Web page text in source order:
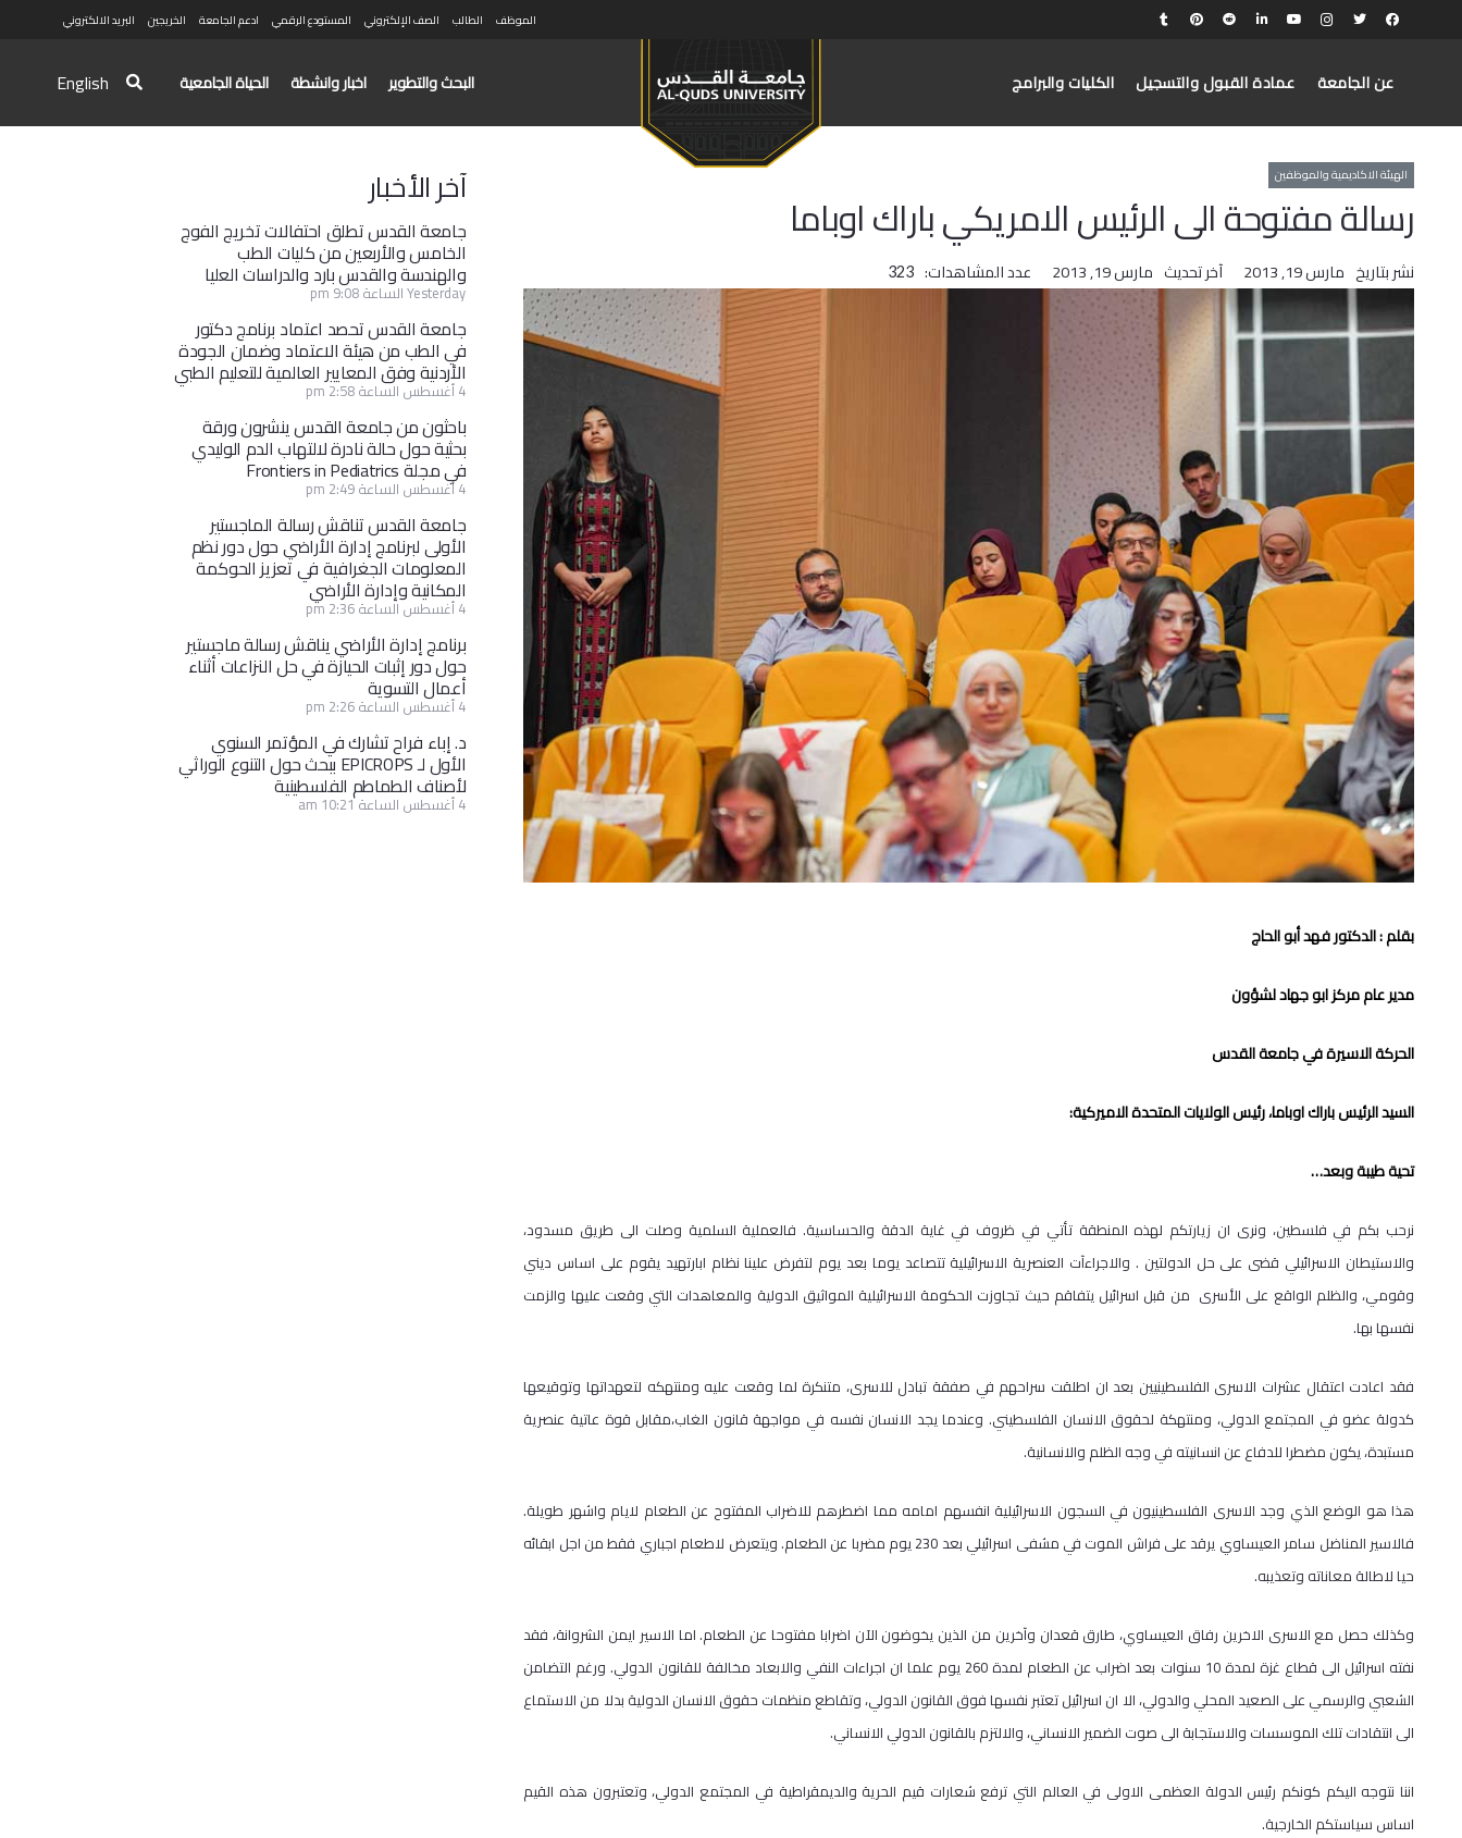
الموظف الطالب الصف الإلكتروني المستودع الرقمي ادعم الجامعة الخريجين البريد الالكتروني
عن الجامعة عمادة القبول والتسجيل الكليات والبرامج البحث والتطوير اخبار وانشطة الحياة الجامعية English
الهيئة الاكاديمية والموظفين
رسالة مفتوحة الى الرئيس الامريكي باراك اوباما
نشر بتاريخ مارس 19, 2013 آخر تحديث مارس 19, 2013 عدد المشاهدات: 323
بقلم : الدكتور فهد أبو الحاج
مدير عام مركز ابو جهاد لشؤون
الحركة الاسيرة في جامعة القدس
السيد الرئيس باراك اوباما، رئيس الولايات المتحدة الاميركية:
تحية طيبة وبعد…
نرحب بكم في فلسطين، ونرى ان زيارتكم لهذه المنطقة تأتي في ظروف في غاية الدقة والحساسية. فالعملية السلمية وصلت الى طريق مسدود،
والاستيطان الاسرائيلي قضى على حل الدولتين . والاجراءآت العنصرية الاسرائيلية تتصاعد يوما بعد يوم لتفرض علينا نظام ابارتهيد يقوم على اساس ديني
وقومي، والظلم الواقع على الأسرى من قبل اسرائيل يتفاقم حيث تجاوزت الحكومة الاسرائيلية المواثيق الدولية والمعاهدات التي وقعت عليها والزمت
نفسها بها.
فقد اعادت اعتقال عشرات الاسرى الفلسطينيين بعد ان اطلقت سراحهم في صفقة تبادل للاسرى، متنكرة لما وقعت عليه ومنتهكه لتعهداتها وتوقيعها
كدولة عضو في المجتمع الدولي، ومنتهكة لحقوق الانسان الفلسطيني. وعندما يجد الانسان نفسه في مواجهة قانون الغاب،مقابل قوة عاتية عنصرية
مستبدة، يكون مضطرا للدفاع عن انسانيته في وجه الظلم والانسانية.
هذا هو الوضع الذي وجد الاسرى الفلسطينيون في السجون الاسرائيلية انفسهم امامه مما اضطرهم للاضراب المفتوح عن الطعام لايام واشهر طويلة.
فالاسير المناضل سامر العيساوي يرقد على فراش الموت في مشفى اسرائيلي بعد 230 يوم مضربا عن الطعام. ويتعرض لاطعام اجباري فقط من اجل ابقائه
حيا لاطالة معاناته وتعذيبه.
وكذلك حصل مع الاسرى الاخرين رفاق العيساوي، طارق قعدان وآخرين من الذين يخوضون الآن اضرابا مفتوحا عن الطعام. اما الاسير ايمن الشروانة، فقد
نفته اسرائيل الى قطاع غزة لمدة 10 سنوات بعد اضراب عن الطعام لمدة 260 يوم علما ان اجراءات النفي والابعاد مخالفة للقانون الدولي. ورغم التضامن
الشعبي والرسمي على الصعيد المحلي والدولي، الا ان اسرائيل تعتبر نفسها فوق القانون الدولي، وتقاطع منظمات حقوق الانسان الدولية بدلا من الاستماع
الى انتقادات تلك الموسسات والاستجابة الى صوت الضمير الانساني، والالتزم بالقانون الدولي الانساني.
اننا نتوجه اليكم كونكم رئيس الدولة العظمى الاولى في العالم التي ترفع شعارات قيم الحرية والديمقراطية في المجتمع الدولي، وتعتبرون هذه القيم
اساس سياستكم الخارجية.
آخر الأخبار
جامعة القدس تطلق احتفالات تخريج الفوج
الخامس والأربعين من كليات الطب
والهندسة والقدس بارد والدراسات العليا
Yesterday الساعة 9:08 pm
جامعة القدس تحصد اعتماد برنامج دكتور
في الطب من هيئة الاعتماد وضمان الجودة
الأردنية وفق المعايير العالمية للتعليم الطبي
4 أغسطس الساعة 2:58 pm
باحثون من جامعة القدس ينشرون ورقة
بحثية حول حالة نادرة لالتهاب الدم الوليدي
في مجلة Frontiers in Pediatrics
4 أغسطس الساعة 2:49 pm
جامعة القدس تناقش رسالة الماجستير
الأولى لبرنامج إدارة الأراضي حول دور نظم
المعلومات الجغرافية في تعزيز الحوكمة
المكانية وإدارة الأراضي
4 أغسطس الساعة 2:36 pm
برنامج إدارة الأراضي يناقش رسالة ماجستير
حول دور إثبات الحيازة في حل النزاعات أثناء
أعمال التسوية
4 أغسطس الساعة 2:26 pm
د. إباء فراح تشارك في المؤتمر السنوي
الأول لـ EPICROPS ببحث حول التنوع الوراثي
لأصناف الطماطم الفلسطينية
4 أغسطس الساعة 10:21 am